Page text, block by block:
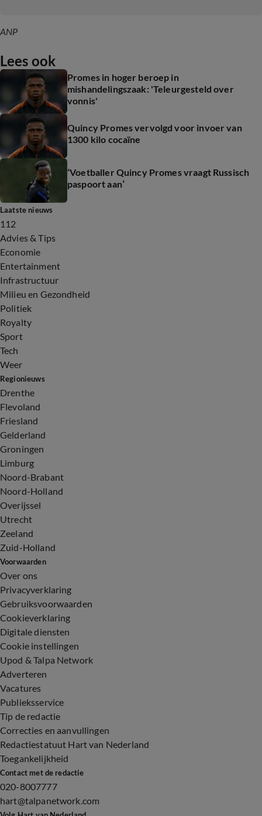
ANP
Lees ook
Promes in hoger beroep in
mishandelingszaak: 'Teleurgesteld over
vonnis'
Quincy Promes vervolgd voor invoer van
1300 kilo cocaïne
‘Voetballer Quincy Promes vraagt Russisch
paspoort aan’
Laatste nieuws
112
Advies & Tips
Economie
Entertainment
Infrastructuur
Milieu en Gezondheid
Politiek
Royalty
Sport
Tech
Weer
Regionieuws
Drenthe
Flevoland
Friesland
Gelderland
Groningen
Limburg
Noord-Brabant
Noord-Holland
Overijssel
Utrecht
Zeeland
Zuid-Holland
Voorwaarden
Over ons
Privacyverklaring
Gebruiksvoorwaarden
Cookieverklaring
Digitale diensten
Cookie instellingen
Upod & Talpa Network
Adverteren
Vacatures
Publieksservice
Tip de redactie
Correcties en aanvullingen
Redactiestatuut Hart van Nederland
Toegankelijkheid
Contact met de redactie
020-8007777
hart@talpanetwork.com